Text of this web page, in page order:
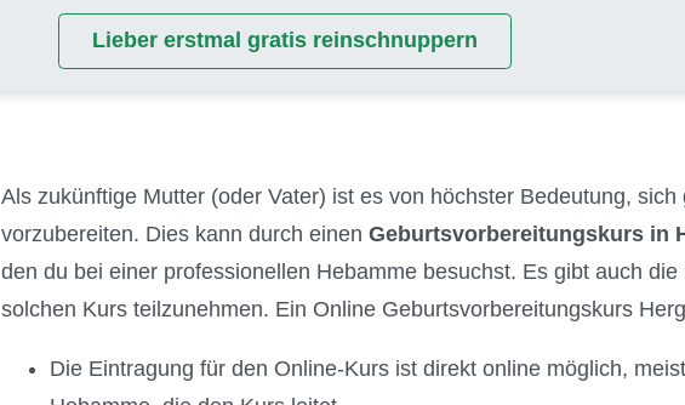
Lieber erstmal gratis reinschnuppern
Als zukünftige Mutter (oder Vater) ist es von höchster Bedeutung,
vorzubereiten. Dies kann durch einen Geburtsvorbereitungskurs in
den du bei einer professionellen Hebamme besuchst. Es gibt auch
solchen Kurs teilzunehmen. Ein Online Geburtsvorbereitungskurs
Die Eintragung für den Online-Kurs ist direkt online möglich,